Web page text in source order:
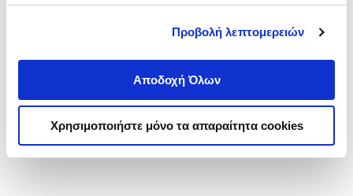
Προβολή λεπτομερειών
Αποδοχή Όλων
Χρησιμοποιήστε μόνο τα απαραίτητα cookies